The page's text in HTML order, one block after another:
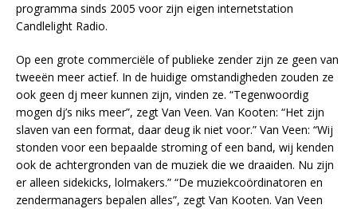
programma sinds 2005 voor zijn eigen internetstation
Candlelight Radio.
Op een grote commerciële of publieke zender zijn ze geen van
tweeën meer actief. In de huidige omstandigheden zouden ze
ook geen dj meer kunnen zijn, vinden ze. “Tegenwoordig
mogen dj’s niks meer”, zegt Van Veen. Van Kooten: “Het zijn
slaven van een format, daar deug ik niet voor.” Van Veen: “Wij
stonden voor een bepaalde stroming of een band, wij kenden
ook de achtergronden van de muziek die we draaiden. Nu zijn
er alleen sidekicks, lolmakers.” “De muziekcoördinatoren en
zendermanagers bepalen alles”, zegt Van Kooten. Van Veen